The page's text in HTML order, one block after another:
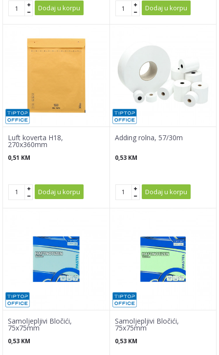
Dodaj u korpu Dodaj u korpu
Luft koverta H18,
270x360mm
0,51 KM
Dodaj u korpu
Adding rolna, 57/30m
0,53 KM
Dodaj u korpu
Samoljepljivi Bločići,
75x75mm
0,53 KM
Samoljepljivi Bločići,
75x75mm
0,53 KM